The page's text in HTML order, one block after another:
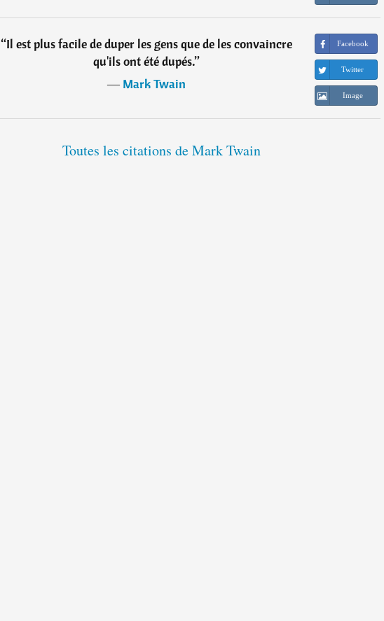
“Il est plus facile de duper les gens que de les convaincre
qu'ils ont été dupés.”
―Mark Twain
Facebook
Twitter
Image
Toutes les citations de Mark Twain